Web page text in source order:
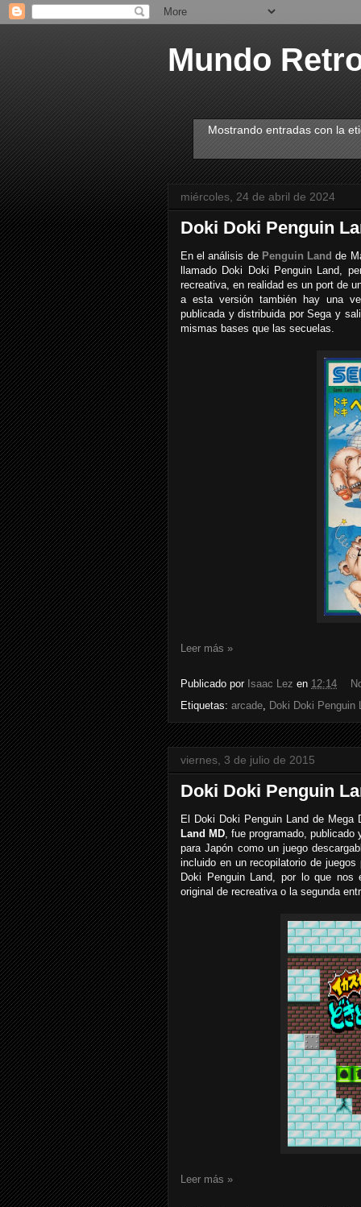
Mundo
Mostrando entradas con la
miércoles, 24 de abril de 2024
Doki Doki Penguin
En el análisis de Penguin Land de
llamado Doki Doki Penguin Land,
recreativa, en realidad es un port de
a esta versión también hay una
publicada y distribuida por Sega y
mismas bases que las secuelas.
Leer más »
Publicado por Isaac Lez en 12:14
Etiquetas: arcade Doki Doki Penguin
viernes, 3 de julio de 2015
Doki Doki Penguin
El Doki Doki Penguin Land de
Land MD , fue programado,
para Japón como un juego
incluido en un recopilatorio de
Doki Penguin Land, por lo que nos
original de recreativa o la segunda
Leer más »